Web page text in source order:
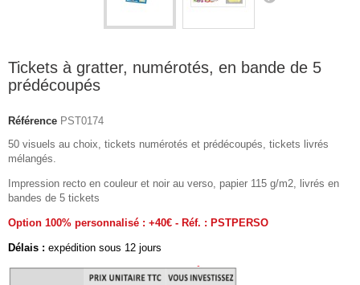
Tickets à gratter, numérotés, en bande de 5
prédécoupés
Référence PST0174
50 visuels au choix, tickets numérotés et prédécoupés, tickets livrés
mélangés.
Impression recto en couleur et noir au verso, papier 115 g/m2, livrés en
bandes de 5 tickets
Option 100% personnalisé : +40€ - Réf. : PSTPERSO
Délais : expédition sous 12 jours